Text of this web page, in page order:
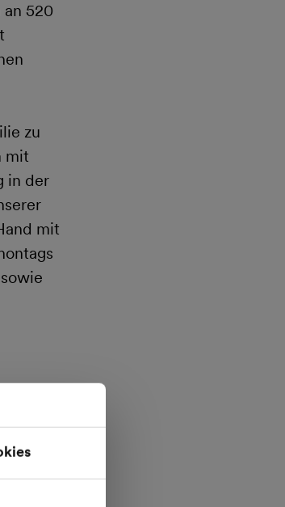
520
zu
mit
in der
mit
für